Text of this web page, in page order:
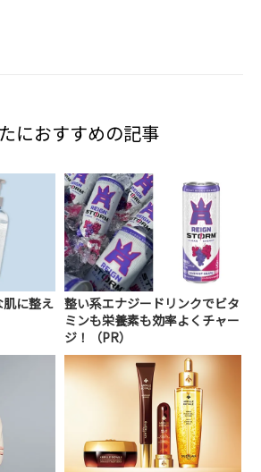
におすすめの記事
に整え
整い系エナジードリンクでビタ
ミンも栄養素も効率よくチャー
ジ！（PR）